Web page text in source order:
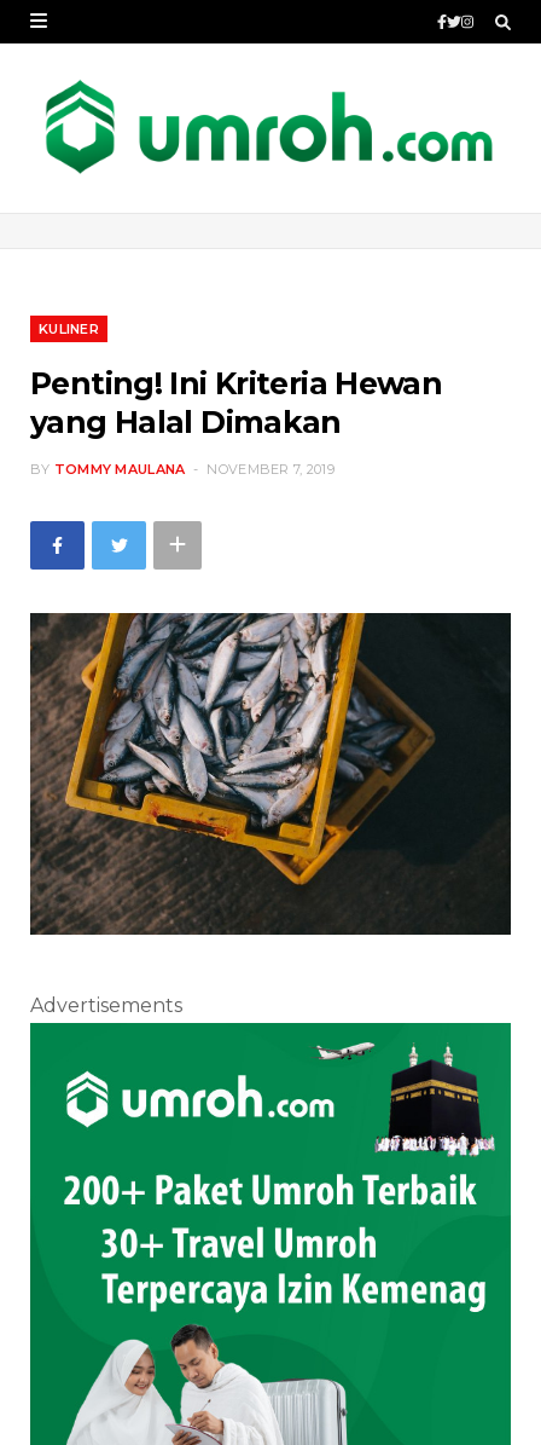
KULINER
Penting! Ini Kriteria Hewan
yang Halal Dimakan
BY TOMMY MAULANA NOVEMBER 7, 2019
Advertisements